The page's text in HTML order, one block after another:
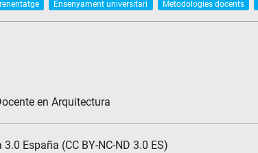
Ensenyament universitari Metodologies docents
en Arquitectura
España (CC BY-NC-ND 3.0 ES)